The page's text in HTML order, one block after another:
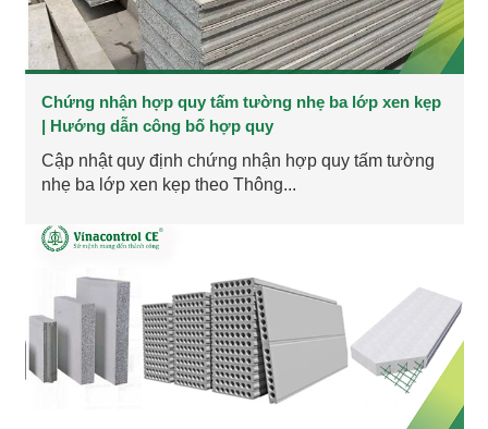
Chứng nhận hợp quy tấm tường nhẹ ba lớp xen kẹp
| Hướng dẫn công bố hợp quy
Cập nhật quy định chứng nhận hợp quy tấm tường
nhẹ ba lớp xen kẹp theo Thông...